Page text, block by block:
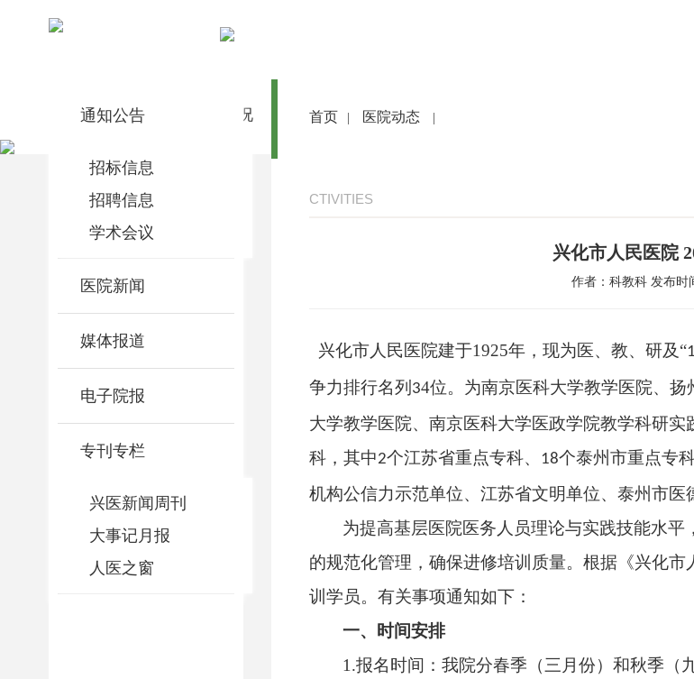
首 页 医院概况 医院动态 党建文化
通知公告
招标信息
招聘信息
学术会议
医院新闻
媒体报道
电子院报
专刊专栏
兴医新闻周刊
大事记月报
人医之窗
首页 医院动态
CTIVITIES
兴化市人民医院
作者：科教科 发布时
兴化市人民医院建于1925年，现为医、教、研及“
争力排行名列 34位。为南京医科大学教学医院、
大学教学医院、南京医科大学医政学院教学科研
科，其中2个江苏省重点专科、 18个泰州市重点专科
机构公信力示范单位、江苏省文明单位、泰州市医
为提高基层医院医务人员理论与实践技能水平
的规范化管理，确保进修培训质量。根据《兴化市
训学员。有关事项通知如下：
一、时间安排
1.报名时间：我院分春季（三月份）和秋季（